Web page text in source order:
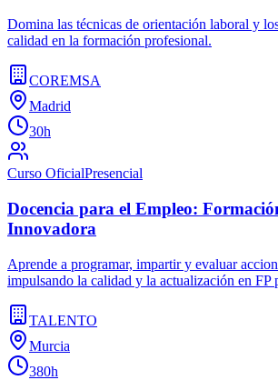
Domina las técnicas de orientación laboral y
calidad en la formación profesional.
COREMSA
Madrid
30h
Curso OficialPresencial
Docencia para el Empleo:
Innovadora
Aprende a programar, impartir y evaluar
impulsando la calidad y la actualización en FP
TALENTO
Murcia
380h